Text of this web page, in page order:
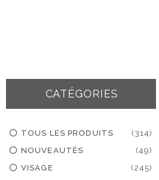
CATÉGORIES
TOUS LES PRODUITS
(314)
NOUVEAUTÉS
(49)
VISAGE
(245)